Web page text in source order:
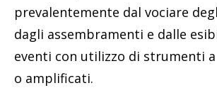
prevalentemente dal vociare
dagli assembramenti e dalle
eventi con utilizzo di strumenti
o amplificati.